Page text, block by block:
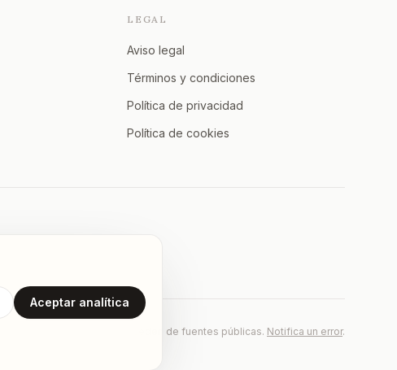
LEGAL
Aviso legal
Términos y condiciones
Política de privacidad
Política de cookies
Los datos proceden de fuentes públicas. Notifica un error.
Aceptar analítica